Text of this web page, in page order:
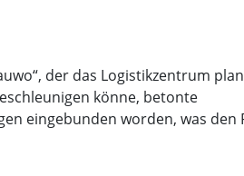
der das Logistikzentrum
könne, betonte
eingebunden worden, was den